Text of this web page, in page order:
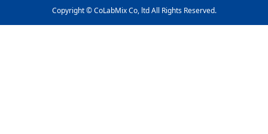
Copyright © CoLabMix Co, ltd All Rights Reserved.